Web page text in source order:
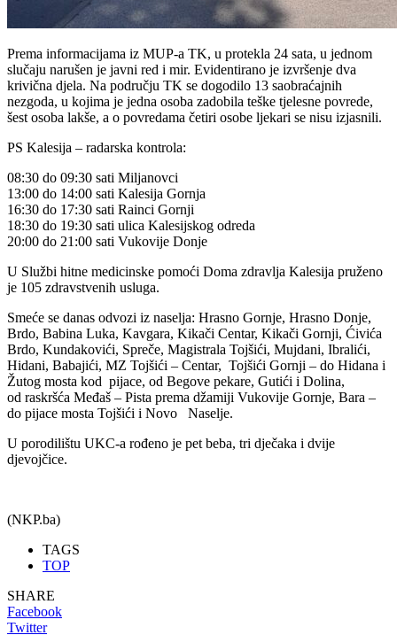
Prema informacijama iz MUP-a TK, u protekla 24 sata, u jednom
slučaju narušen je javni red i mir. Evidentirano je izvršenje dva
krivična djela. Na području TK se dogodilo 13 saobraćajnih
nezgoda, u kojima je jedna osoba zadobila teške tjelesne povrede,
šest osoba lakše, a o povredama četiri osobe ljekari se nisu izjasnili.
PS Kalesija – radarska kontrola:
08:30 do 09:30 sati Miljanovci
13:00 do 14:00 sati Kalesija Gornja
16:30 do 17:30 sati Rainci Gornji
18:30 do 19:30 sati ulica Kalesijskog odreda
20:00 do 21:00 sati Vukovije Donje
U Službi hitne medicinske pomoći Doma zdravlja Kalesija pruženo
je 105 zdravstvenih usluga.
Smeće se danas odvozi iz naselja: Hrasno Gornje, Hrasno Donje,
Brdo, Babina Luka, Kavgara, Kikači Centar, Kikači Gornji, Ćivića
Brdo, Kundakovići, Spreče, Magistrala Tojšići, Mujdani, Ibralići,
Hidani, Babajići, MZ Tojšići – Centar, Tojšići Gornji – do Hidana i
Žutog mosta kod pijace, od Begove pekare, Gutići i Dolina,
od raskršća Međaš – Pista prema džamiji Vukovije Gornje, Bara –
do pijace mosta Tojšići i Novo Naselje.
U porodilištu UKC-a rođeno je pet beba, tri dječaka i dvije
djevojčice.
(NKP.ba)
TAGS
TOP
SHARE
Facebook
Twitter